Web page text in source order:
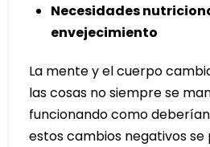
Necesidades
envejecimiento
La mente y el cuerpo
las cosas no siempre se
funcionando como
estos cambios negativos